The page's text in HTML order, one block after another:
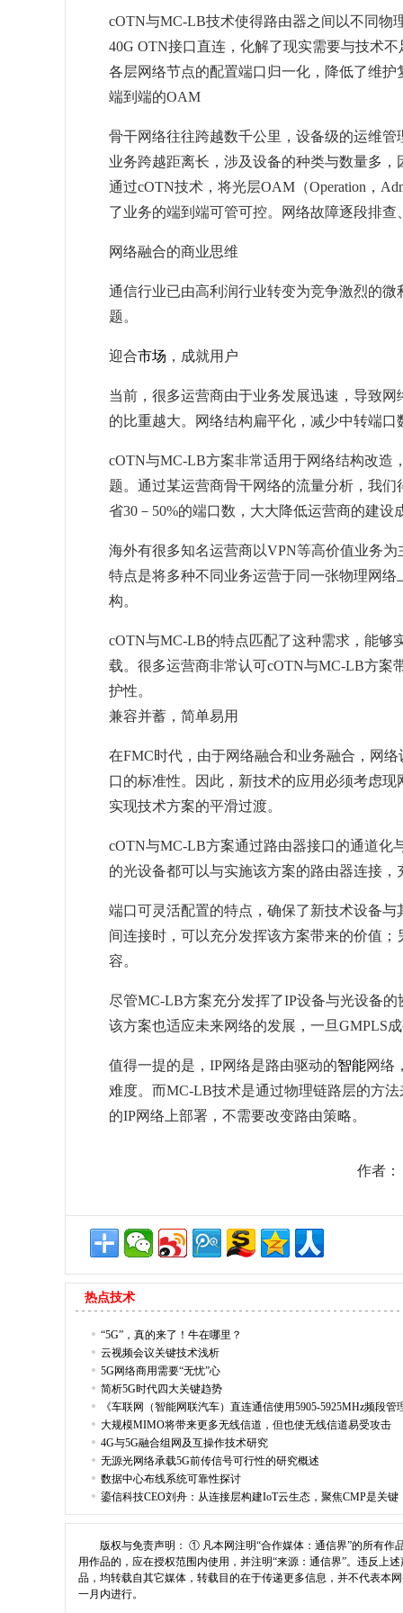
cOTN与MC-LB技术使得路由器之间以不同物
40G OTN接口直连，化解了现实需要与技术
各层网络节点的配置端口归一化，降低了维
端到端的OAM
骨干网络往往跨越数千公里，设备级的运维
业务跨越距离长，涉及设备的种类与数量多
通过cOTN技术，将光层OAM（Operation，
了业务的端到端可管可控。网络故障逐段排
网络融合的商业思维
通信行业已由高利润行业转变为竞争激烈的
题。
迎合市场 ，成就用户
当前，很多运营商由于业务发展迅速，导致
的比重越大。网络结构扁平化，减少中转端
cOTN与MC-LB方案非常适用于网络结构改造
题。通过某运营商骨干网络的流量分析，我
省30－50%的端口数，大大降低运营商的建设
海外有很多知名运营商以VPN等高价值业务
特点是将多种不同业务运营于同一张物理网
构。
cOTN与MC-LB的特点匹配了这种需求，能够
载。很多运营商非常认可cOTN与MC-LB方案
护性。
兼容并蓄，简单易用
在FMC时代，由于网络融合和业务融合，网
口的标准性。因此，新技术的应用必须考虑
实现技术方案的平滑过渡。
cOTN与MC-LB方案通过路由器接口的通道化
的光设备都可以与实施该方案的路由器连接
端口可灵活配置的特点，确保了新技术设备
间连接时，可以充分发挥该方案带来的价值
容。
尽管MC-LB方案充分发挥了IP设备与光设备
该方案也适应未来网络的发展，一旦GMPLS
值得一提的是，IP网络是路由驱动的智能网络
难度。而MC-LB技术是通过物理链路层的方
的IP网络上部署，不需要改变路由策略。
作者
热点技术
“5G”，真的来了！牛在哪里？
云视频会议关键技术浅析
5G网络商用需要“无忧”心
简析5G时代四大关键趋势
《车联网（智能网联汽车）直连通信使用5905-5925MHz频段管
大规模MIMO将带来更多无线信道，但也使无线信道易受攻击
4G与5G融合组网及互操作技术研究
无源光网络承载5G前传信号可行性的研究概述
数据中心布线系统可靠性探讨
鎏信科技CEO刘舟：从连接层构建IoT云生态，聚焦CMP是关键
版权与免责声明： ① 凡本网注明“合作媒体：通信界”的所有作
用作品的，应在授权范围内使用，并注明“来源：通信界”。违反上
品，均转载自其它媒体，转载目的在于传递更多信息，并不代表本
一月内进行。